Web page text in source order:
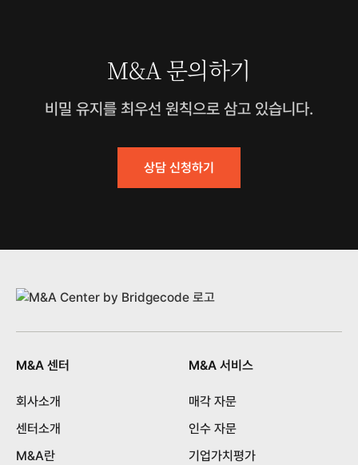
M&A 문의하기
비밀 유지를 최우선 원칙으로 삼고 있습니다.
상담 신청하기
M&A 센터
회사소개
센터소개
M&A란
M&A 서비스
매각 자문
인수 자문
기업가치평가